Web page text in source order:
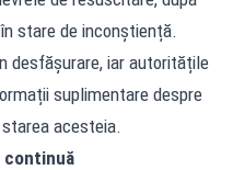
stare de inconștiență.
desfășurare, iar autoritățile
suplimentare despre
acesteia.
continuă